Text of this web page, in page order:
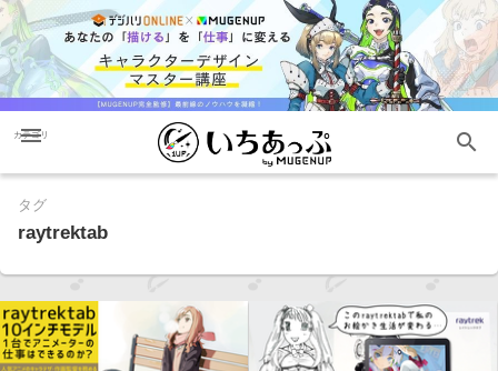
menu
カテゴリ search
タグ
raytrektab